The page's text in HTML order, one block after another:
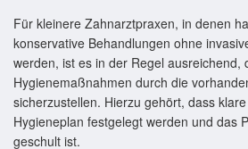
Für kleinere Zahnarztpraxen, in denen
konservative Behandlungen ohne
werden, ist es in der Regel ausreichend,
Hygienemaßnahmen durch die
sicherzustellen. Hierzu gehört, dass
Hygieneplan festgelegt werden und das
geschult ist.